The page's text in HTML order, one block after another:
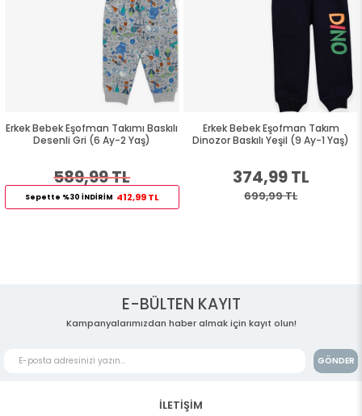
Erkek Bebek Eşofman Takımı Baskılı
Desenli Gri (6 Ay-2 Yaş)
589,99 TL
Sepette %30 İNDİRİM 412,99 TL
Erkek Bebek Eşofman Takım
Dinozor Baskılı Yeşil (9 Ay-1 Yaş)
374,99 TL
699,99 TL
E-BÜLTEN KAYIT
Kampanyalarımızdan haber almak için kayıt olun!
GÖNDER
İLETİŞİM